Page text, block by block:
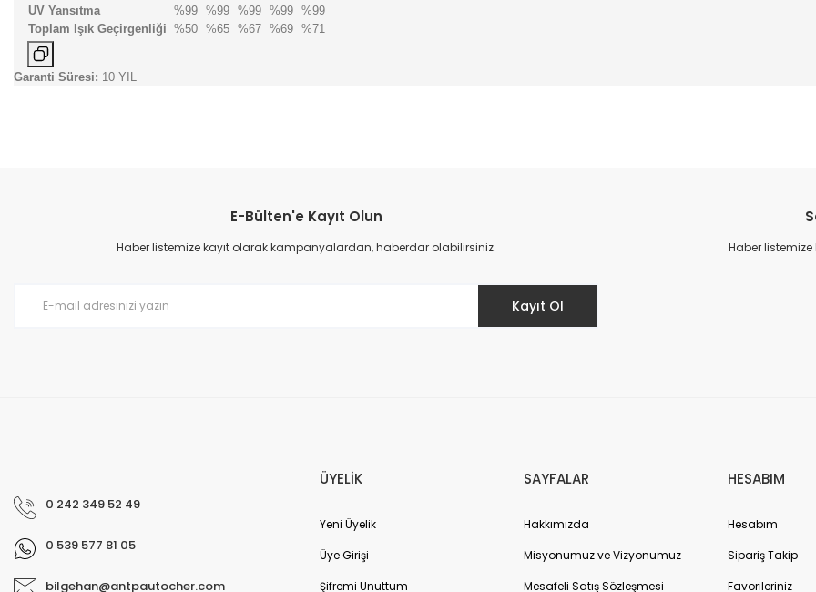
UV Yansıtma
%99 %99 %99 %99 %99
Toplam Işık Geçirgenliği %50 %65 %67 %69 %71
Garanti Süresi: 10 YIL
Ürün resmi kalitesiz, bozuk veya görüntülenemiyor.
Ürün açıklamasında eksik bilgiler bulunuyor.
E-Bülten'e Kayıt Olun
Haber listemize kayıt olarak kampanyalardan, haberdar olabilirsiniz.
Kayıt Ol
Haber
0 242 349 52 49
0 539 577 81 05
bilgehan@antpautocher.com
ÜYELİK
Yeni Üyelik
Üye Girişi
Şifremi Unuttum
SAYFALAR
Hakkımızda
Misyonumuz ve Vizyonumuz
Mesafeli Satış Sözleşmesi
HESABIM
Hesabım
Sipariş Takip
Favorileriniz